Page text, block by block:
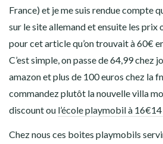
France) et je me suis rendue compte
sur le site allemand et ensuite les
pour cet article qu’on trouvait à 60€
C’est simple, on passe de 64,99 chez
amazon et plus de 100 euros chez la
commandez plutôt la nouvelle villa
discount ou l’école playmobil à
Chez nous ces boites playmobils